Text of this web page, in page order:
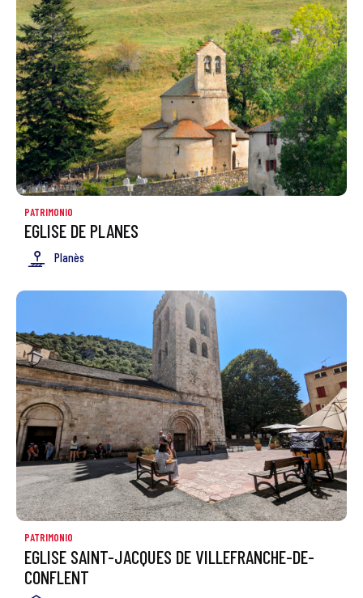
PATRIMONIO
EGLISE DE PLANES
Planès
PATRIMONIO
EGLISE SAINT-JACQUES DE VILLEFRANCHE-DE-
CONFLENT